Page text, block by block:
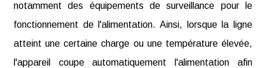
notamment des équipements de surveillance pour le
fonctionnement de l'alimentation. Ainsi, lorsque la ligne
atteint une certaine charge ou une température élevée,
l'appareil coupe automatiquement l'alimentation afin